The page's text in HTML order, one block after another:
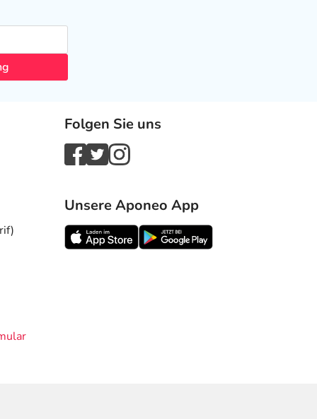
Folgen Sie uns
Unsere Aponeo App